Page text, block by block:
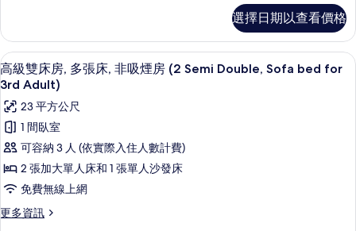
張
小
型
雙
人
床,
非
吸
煙
房
雙
人
房,
1
小
型
雙
人
床,
吸
煙
房
選擇日期以查看價格
顯
示
高
級
雙
床
房,
多
客房內保險箱、筆電工作空間、熨斗/
10
高級雙床房, 多張床, 非吸煙房 (2 Semi Double, Sofa bed for
3rd Adult)
23 平方公尺
1 間臥室
可容納 3 人 (依實際入住人數計費)
2 張加大單人床和 1 張單人沙發床
免費無線上網
更多資訊
更